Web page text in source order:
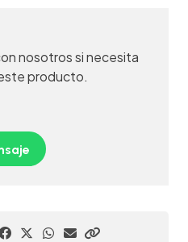
nosotros si necesita
producto.